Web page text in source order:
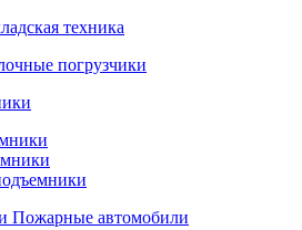
техника
погрузчики
Пожарные автомобили